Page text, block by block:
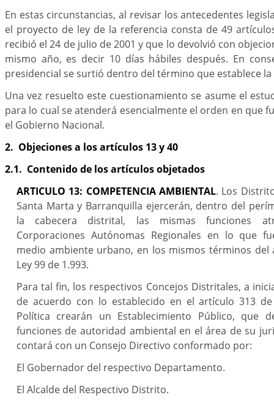
En estas circunstancias, al revisar los antecedentes
el proyecto de ley de la referencia consta de 49
recibió el 24 de julio de 2001 y que lo devolvió con
mismo año, es decir 10 días hábiles después. En
presidencial se surtió dentro del término que establece
Una vez resuelto este cuestionamiento se asume el
para lo cual se atenderá esencialmente el orden en que
el Gobierno Nacional.
2. Objeciones a los artículos 13 y 40
2.1. Contenido de los artículos objetados
ARTICULO 13: COMPETENCIA AMBIENTAL. Los
Santa Marta y Barranquilla ejercerán, dentro del
la cabecera distrital, las mismas funciones
Corporaciones Autónomas Regionales en lo que
medio ambiente urbano, en los mismos términos del
Ley 99 de 1.993.
Para tal fin, los respectivos Concejos Distritales, a
de acuerdo con lo establecido en el artículo 313
Política crearán un Establecimiento Público, que
funciones de autoridad ambiental en el área de su
contará con un Consejo Directivo conformado por:
El Gobernador del respectivo Departamento.
El Alcalde del Respectivo Distrito.